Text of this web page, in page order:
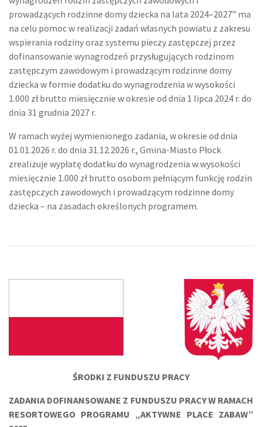
prowadzących rodzinne domy dziecka na lata 2024–2027” ma
na celu pomoc w realizacji zadań własnych powiatu z zakresu
wspierania rodziny oraz systemu pieczy zastępczej przez
dofinansowanie wynagrodzeń przysługujących rodzinom
zastępczym zawodowym i prowadzącym rodzinne domy
dziecka w formie dodatku do wynagrodzenia w wysokości
1.000 zł brutto miesięcznie w okresie od dnia 1 lipca 2024 r. do
dnia 31 grudnia 2027 r.
W ramach wyżej wymienionego zadania, w okresie od dnia
01.01.2026 r. do dnia 31.12.2026 r., Gmina-Miasto Płock
zrealizuje wypłatę dodatku do wynagrodzenia w wysokości
miesięcznie 1.000 zł brutto osobom pełniącym funkcję rodzin
zastępczych zawodowych i prowadzącym rodzinne domy
dziecka – na zasadach określonych programem.
ŚRODKI Z FUNDUSZU PRACY
ZADANIA DOFINANSOWANE Z FUNDUSZU PRACY W RAMACH
RESORTOWEGO PROGRAMU „AKTYWNE PLACE ZABAW”